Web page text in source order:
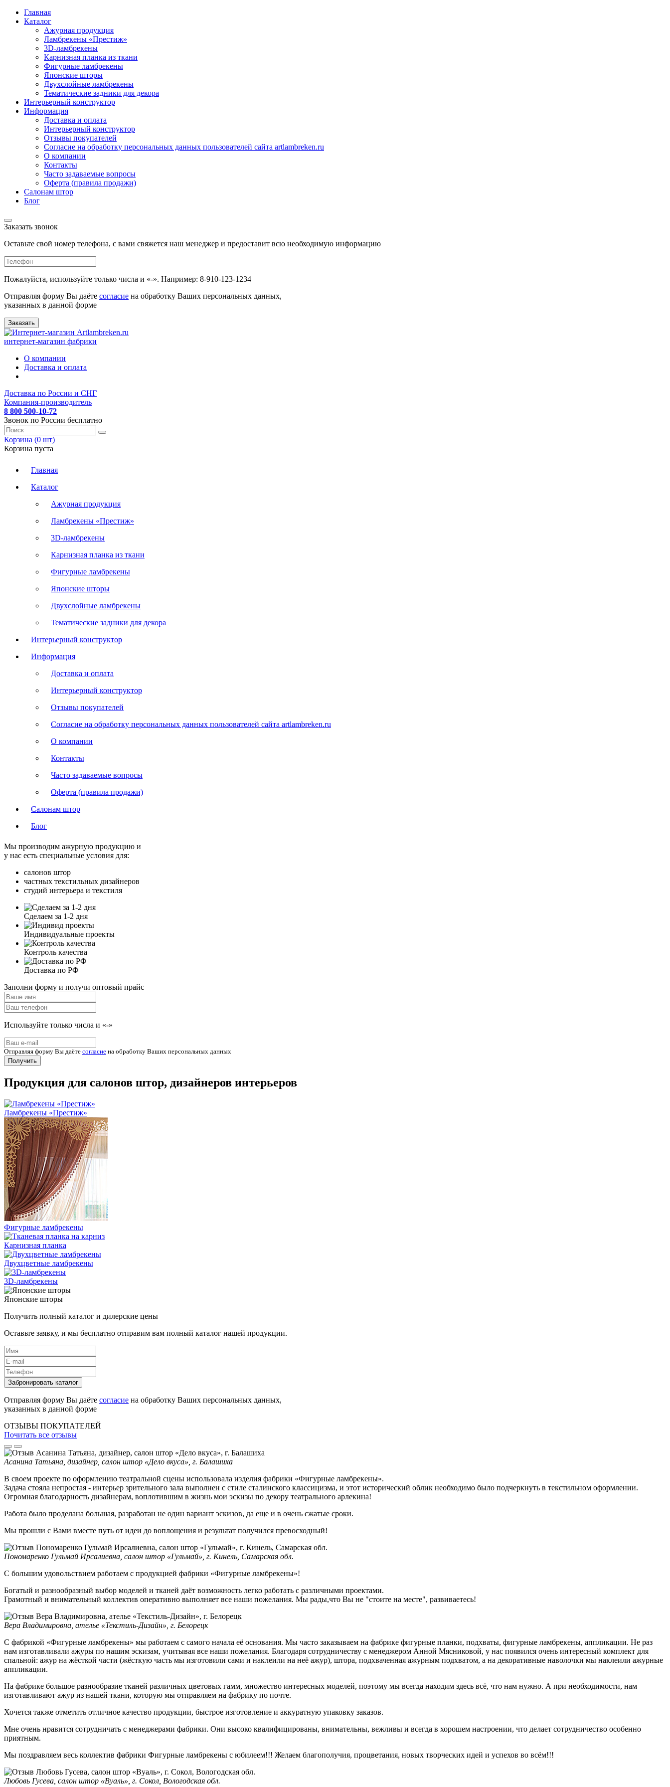
Главная
Каталог
Ажурная продукция
Ламбрекены «Престиж»
3D-ламбрекены
Карнизная планка из ткани
Фигурные ламбрекены
Японские шторы
Двухслойные ламбрекены
Тематические задники для декора
Интерьерный конструктор
Информация
Доставка и оплата
Интерьерный конструктор
Отзывы покупателей
Согласие на обработку персональных данных пользователей сайта artlambreken.ru
О компании
Контакты
Часто задаваемые вопросы
Оферта (правила продажи)
Салонам штор
Блог
Заказать звонок
Оставьте свой номер телефона, с вами свяжется наш менеджер и предоставит всю необходимую информацию
Пожалуйста, используйте только числа и «-». Например: 8-910-123-1234
Отправляя форму Вы даёте согласие на обработку Ваших персональных данных,
указанных в данной форме
Заказать
интернет-магазин фабрики
О компании
Доставка и оплата
Доставка по России и СНГ
Компания-производитель
8 800 500-10-72
Звонок по России бесплатно
Корзина (0 шт)
Корзина пуста
Главная
Каталог
Ажурная продукция
Ламбрекены «Престиж»
3D-ламбрекены
Карнизная планка из ткани
Фигурные ламбрекены
Японские шторы
Двухслойные ламбрекены
Тематические задники для декора
Интерьерный конструктор
Информация
Доставка и оплата
Интерьерный конструктор
Отзывы покупателей
Согласие на обработку персональных данных пользователей сайта artlambreken.ru
О компании
Контакты
Часто задаваемые вопросы
Оферта (правила продажи)
Салонам штор
Блог
Мы производим ажурную продукцию и
у нас есть специальные условия для:
салонов штор
частных текстильных дизайнеров
студий интерьера и текстиля
Сделаем за 1-2 дня
Индивидуальные проекты
Контроль качества
Доставка по РФ
Заполни форму и получи оптовый прайс
Используйте только числа и «-»
Отправляя форму Вы даёте согласие на обработку Ваших персональных данных
Получить
Продукция для салонов штор, дизайнеров интерьеров
Ламбрекены «Престиж»
Фигурные ламбрекены
Карнизная планка
Двухцветные ламбрекены
3D-ламбрекены
Японские шторы
Получить полный каталог и дилерские цены
Оставьте заявку, и мы бесплатно отправим вам полный каталог нашей продукции.
Забронировать каталог
Отправляя форму Вы даёте согласие на обработку Ваших персональных данных,
указанных в данной форме
ОТЗЫВЫ ПОКУПАТЕЛЕЙ
Почитать все отзывы
Асанина Татьяна, дизайнер, салон штор «Дело вкуса», г. Балашиха
В своем проекте по оформлению театральной сцены использовала изделия фабрики «Фигурные ламбрекены».
Задача стояла непростая - интерьер зрительного зала выполнен с стиле сталинского классицизма, и этот исторический облик необходимо было подчеркнуть в текстильном оформлении.
Огромная благодарность дизайнерам, воплотившим в жизнь мои эскизы по декору театрального арлекина!
Работа было проделана большая, разработан не один вариант эскизов, да еще и в очень сжатые сроки.
Мы прошли с Вами вместе путь от идеи до воплощения и результат получился превосходный!
Пономаренко Гульмай Ирсалиевна, салон штор «Гульмай», г. Кинель, Самарская обл.
С большим удовольствием работаем с продукцией фабрики «Фигурные ламбрекены»!
Богатый и разнообразный выбор моделей и тканей даёт возможность легко работать с различными проектами.
Грамотный и внимательный коллектив оперативно выполняет все наши пожелания. Мы рады,что Вы не "стоите на месте", развиваетесь!
Вера Владимировна, ателье «Текстиль-Дизайн», г. Белорецк
С фабрикой «Фигурные ламбрекены» мы работаем с самого начала её основания. Мы часто заказываем на фабрике фигурные планки, подхваты, фигурные ламбрекены, аппликации. Не раз
нам изготавливали ажуры по нашим эскизам, учитывая все наши пожелания. Благодаря сотрудничеству с менеджером Анной Мясниковой, у нас появился очень интересный комплект для
спальной: ажур на жёсткой части (жёсткую часть мы изготовили сами и наклеили на неё ажур), штора, подхваченная ажурным подхватом, а на декоративные наволочки мы наклеили ажурные
аппликации.
На фабрике большое разнообразие тканей различных цветовых гамм, множество интересных моделей, поэтому мы всегда находим здесь всё, что нам нужно. А при необходимости, нам
изготавливают ажур из нашей ткани, которую мы отправляем на фабрику по почте.
Хочется также отметить отличное качество продукции, быстрое изготовление и аккуратную упаковку заказов.
Мне очень нравится сотрудничать с менеджерами фабрики. Они высоко квалифицированы, внимательны, вежливы и всегда в хорошем настроении, что делает сотрудничество особенно
приятным.
Мы поздравляем весь коллектив фабрики Фигурные ламбрекены с юбилеем!!! Желаем благополучия, процветания, новых творческих идей и успехов во всём!!!
Любовь Гусева, салон штор «Вуаль», г. Сокол, Вологодская обл.